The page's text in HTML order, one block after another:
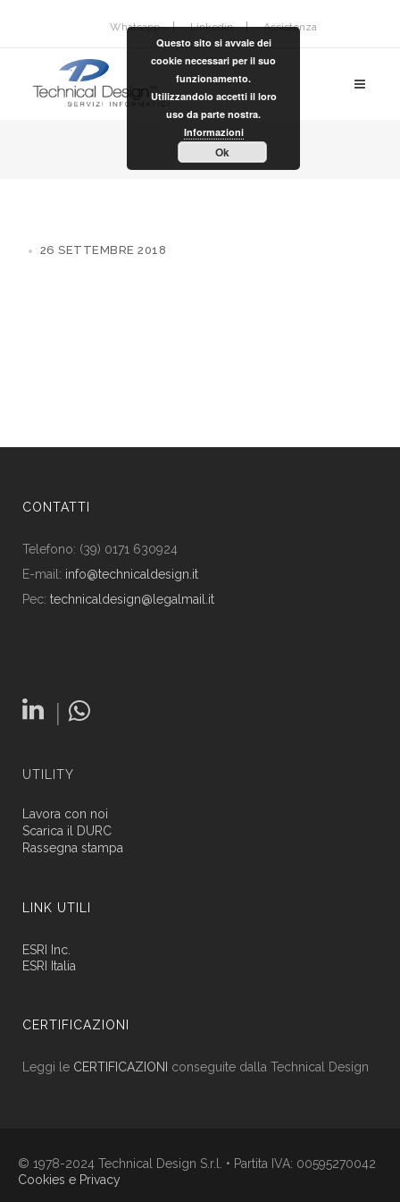
Whatsapp Linkedin Assistenza
26 SETTEMBRE 2018
CONTATTI
Telefono: (39) 0171 630924
E-mail: info@technicaldesign.it
Pec: technicaldesign@legalmail.it
|
UTILITY
Lavora con noi
Scarica il DURC
Rassegna stampa
LINK UTILI
ESRI Inc.
ESRI Italia
CERTIFICAZIONI
Leggi le CERTIFICAZIONI conseguite dalla Technical Design
© 1978-2024 Technical Design S.r.l. • Partita IVA: 00595270042
Cookies e Privacy
Questo sito si avvale dei
cookie necessari per il suo
funzionamento.
Utilizzandolo accetti il loro
uso da parte nostra.
Informazioni
Ok